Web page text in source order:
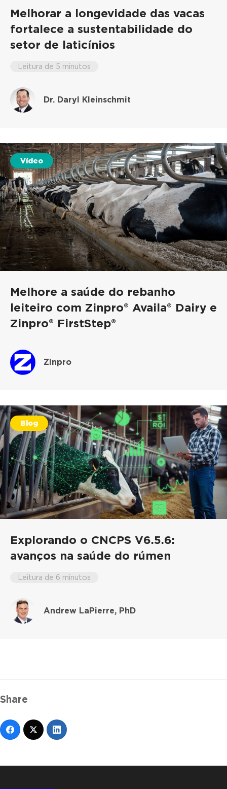
Melhorar a longevidade das vacas
fortalece a sustentabilidade do
setor de laticínios
Leitura de 5 minutos
Dr. Daryl Kleinschmit
Vídeo
Melhore a saúde do rebanho
leiteiro com Zinpro® Availa® Dairy e
Zinpro® FirstStep®
Zinpro
Blog
Explorando o CNCPS V6.5.6:
avanços na saúde do rúmen
Leitura de 6 minutos
Andrew LaPierre, PhD
Share